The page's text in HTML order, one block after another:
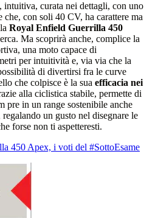
curata nei dettagli, con uno
che, con soli 40 CV, ha carattere ma
Royal Enfield Guerrilla 450
Ma scoprirà anche, complice la
una moto capace di
per intuitività e, via via che la
di divertirsi fra le curve
che colpisce è la sua efficacia nei
alla ciclistica stabile, permette di
pre in un range sostenibile anche
un gusto nel disegnare le
forse non ti aspetteresti.
450 Apex, i voti del #SottoEsame